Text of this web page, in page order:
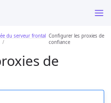
du serveur frontal Configurer les proxies de
confiance
de